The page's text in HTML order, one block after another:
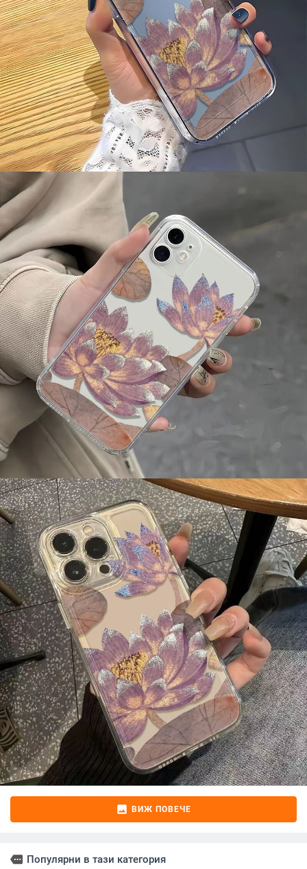
image ВИЖ ПОВЕЧЕ
more Популярни в тази категория